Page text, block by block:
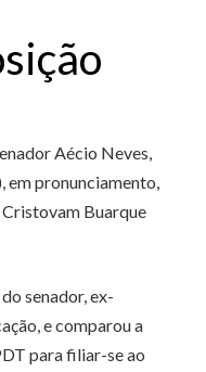
Aécio Neves,
em pronunciamento,
Cristovam Buarque
senador, ex-
e comparou a
para filiar-se ao